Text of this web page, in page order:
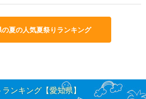
の夏の人気夏祭りランキング
ンキング【愛知県】